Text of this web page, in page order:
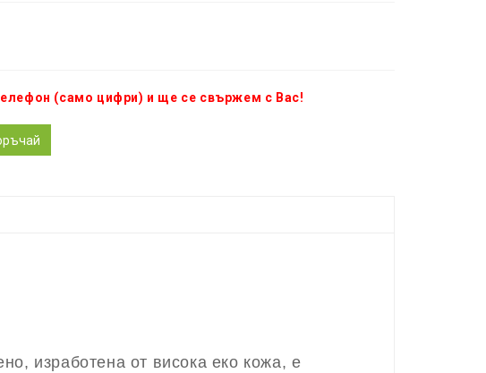
(само цифри) и ще се свържем с Вас!
изработена от висока еко кожа, е